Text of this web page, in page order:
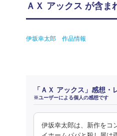
ＡＸ アックス が含ま
伊坂幸太郎 作品情報
「ＡＸ アックス」感想・
※ユーザーによる個人の感想です
伊坂幸太郎は、新作をコ